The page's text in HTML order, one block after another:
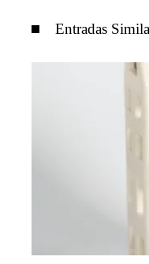
Entradas